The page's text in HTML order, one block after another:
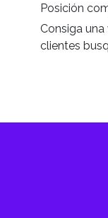
Posición
Consiga
clientes